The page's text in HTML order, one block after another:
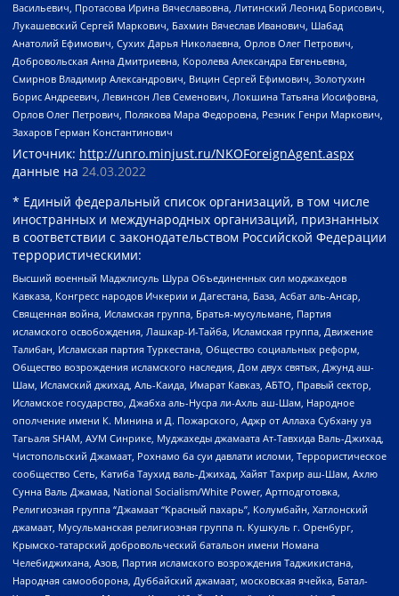
Васильевич, Протасова Ирина Вячеславовна, Литинский Леонид Борисович,
Лукашевский Сергей Маркович, Бахмин Вячеслав Иванович, Шабад
Анатолий Ефимович, Сухих Дарья Николаевна, Орлов Олег Петрович,
Добровольская Анна Дмитриевна, Королева Александра Евгеньевна,
Смирнов Владимир Александрович, Вицин Сергей Ефимович, Золотухин
Борис Андреевич, Левинсон Лев Семенович, Локшина Татьяна Иосифовна,
Орлов Олег Петрович, Полякова Мара Федоровна, Резник Генри Маркович,
Захаров Герман Константинович
Источник: http://unro.minjust.ru/NKOForeignAgent.aspx
данные на 24.03.2022
* Единый федеральный список организаций, в том числе
иностранных и международных организаций, признанных
в соответствии с законодательством Российской Федерации
террористическими:
Высший военный Маджлисуль Шура Объединенных сил моджахедов
Кавказа, Конгресс народов Ичкерии и Дагестана, База, Асбат аль-Ансар,
Священная война, Исламская группа, Братья-мусульмане, Партия
исламского освобождения, Лашкар-И-Тайба, Исламская группа, Движение
Талибан, Исламская партия Туркестана, Общество социальных реформ,
Общество возрождения исламского наследия, Дом двух святых, Джунд аш-
Шам, Исламский джихад, Аль-Каида, Имарат Кавказ, АБТО, Правый сектор,
Исламское государство, Джабха аль-Нусра ли-Ахль аш-Шам, Народное
ополчение имени К. Минина и Д. Пожарского, Аджр от Аллаха Субхану уа
Тагьаля SHAM, АУМ Синрике, Муджахеды джамаата Ат-Тавхида Валь-Джихад,
Чистопольский Джамаат, Рохнамо ба суи давлати исломи, Террористическое
сообщество Сеть, Катиба Таухид валь-Джихад, Хайят Тахрир аш-Шам, Ахлю
Сунна Валь Джамаа, National Socialism/White Power, Артподготовка,
Религиозная группа “Джамаат “Красный пахарь”, Колумбайн, Хатлонский
джамаат, Мусульманская религиозная группа п. Кушкуль г. Оренбург,
Крымско-татарский добровольческий батальон имени Номана
Челебиджихана, Азов, Партия исламского возрождения Таджикистана,
Народная самооборона, Дуббайский джамаат, московская ячейка, Батал-